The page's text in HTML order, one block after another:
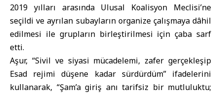
2019 yılları arasında Ulusal Koalisyon Meclisi’ne
seçildi ve ayrılan subayların organize çalışmaya dâhil
edilmesi ile grupların birleştirilmesi için çaba sarf
etti.
Aşur, “Sivil ve siyasi mücadelemi, zafer gerçekleşip
Esad rejimi düşene kadar sürdürdüm” ifadelerini
kullanarak, “Şam’a giriş anı tarifsiz bir mutluluktu;